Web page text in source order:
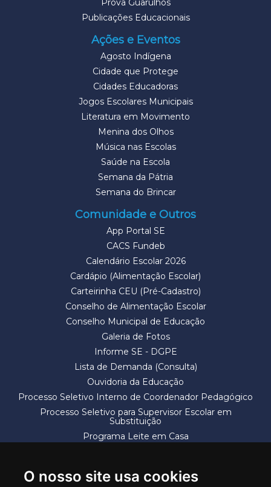
O nosso site usa cookies
Prova Guarulhos
Publicações Educacionais
Ações e Eventos
Agosto Indígena
Cidade que Protege
Cidades Educadoras
Jogos Escolares Municipais
Literatura em Movimento
Menina dos Olhos
Música nas Escolas
Saúde na Escola
Semana da Pátria
Semana do Brincar
Comunidade e Outros
App Portal SE
CACS Fundeb
Calendário Escolar 2026
Cardápio (Alimentação Escolar)
Carteirinha CEU (Pré-Cadastro)
Conselho de Alimentação Escolar
Conselho Municipal de Educação
Galeria de Fotos
Informe SE - DGPE
Lista de Demanda (Consulta)
Ouvidoria da Educação
Processo Seletivo Interno de Coordenador Pedagógico
Processo Seletivo para Supervisor Escolar em
Substituição
Programa Leite em Casa